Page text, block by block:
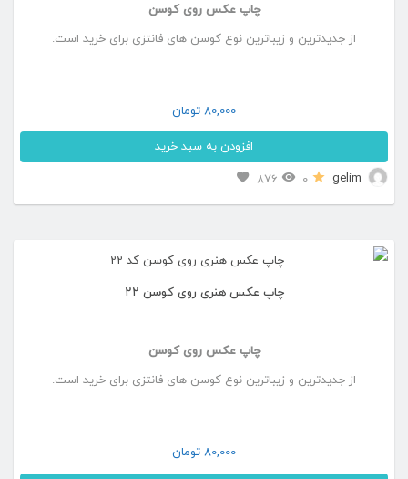
چاپ عکس روی کوسن
از جدیدترین و زیباترین نوع کوسن های فانتزی برای خرید است.
80,000 تومان
افزودن به سبد خرید
gelim
0
876
چاپ عکس هنری روی کوسن ۲۲
چاپ عکس روی کوسن
از جدیدترین و زیباترین نوع کوسن های فانتزی برای خرید است.
80,000 تومان